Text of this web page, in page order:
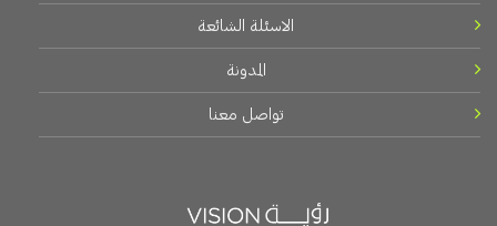
الاسئلة الشائعة
المدونة
تواصل معنا